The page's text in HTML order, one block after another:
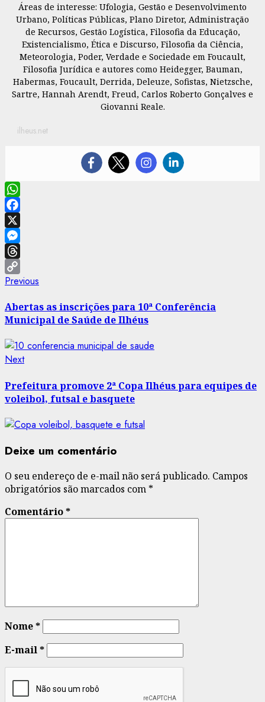
Áreas de interesse: Ufologia, Gestão e Desenvolvimento
Urbano, Políticas Públicas, Plano Diretor, Administração
de Recursos, Gestão Logística, Filosofia da Educação,
Existencialismo, Ética e Discurso, Filosofia da Ciência,
Meteorologia, Poder, Verdade e Sociedade em Foucault,
Filosofia Jurídica e autores como Heidegger, Bauman,
Habermas, Foucault, Derrida, Deleuze, Sofistas, Nietzsche,
Sartre, Hannah Arendt, Freud, Carlos Roberto Gonçalves e
Giovanni Reale.
ilheus.net
WhatsApp
Facebook
X
Messenger
Threads
Copy
Post
navigation
Previous
Abertas as inscrições para 10ª Conferência
Municipal de Saúde de Ilhéus
NextNext
Prefeitura promove 2ª Copa Ilhéus para equipes de
voleibol, futsal e basquete
Deixe um comentário
O seu endereço de e-mail não será publicado. Campos
obrigatórios são marcados com *
Comentário*
Nome*
E-mail*